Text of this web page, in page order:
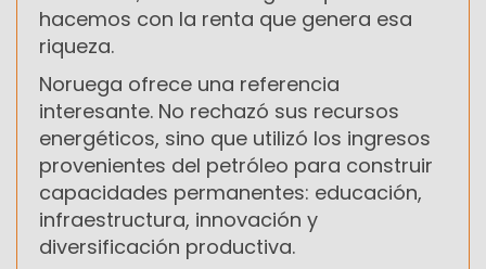
hacemos con la renta que genera esa
riqueza.
Noruega ofrece una referencia
interesante. No rechazó sus recursos
energéticos, sino que utilizó los ingresos
provenientes del petróleo para construir
capacidades permanentes: educación,
infraestructura, innovación y
diversificación productiva.